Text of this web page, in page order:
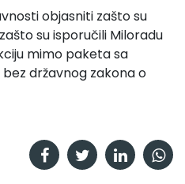
objasniti zašto su
su isporučili Miloradu
mimo paketa sa
državnog zakona o